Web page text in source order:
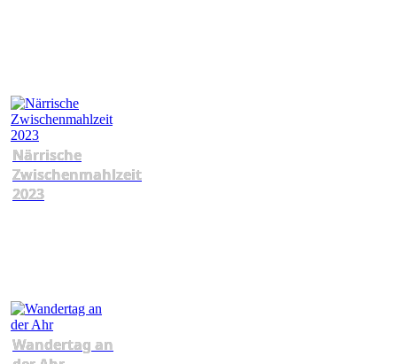
Närrische
Zwischenmahlzeit
2023
Wandertag an